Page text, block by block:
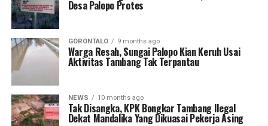
Desa Palopo Protes
GORONTALO 9 months ago
Warga Resah, Sungai Palopo Kian Keruh Usai
Aktivitas Tambang Tak Terpantau
NEWS 10 months ago
Tak Disangka, KPK Bongkar Tambang Ilegal
Dekat Mandalika Yang Dikuasai Pekerja Asing